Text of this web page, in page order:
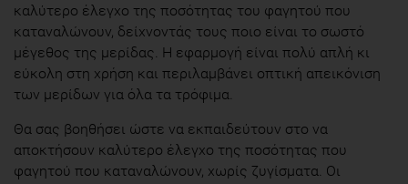
καλύτερο έλεγχο της ποσότητας του φαγητού που
καταναλώνουν, δείχνοντάς τους ποιο είναι το σωστό
μέγεθος της μερίδας. Η εφαρμογή είναι πολύ απλή κι
εύκολη στη χρήση και περιλαμβάνει οπτική απεικόνιση
των μερίδων για όλα τα τρόφιμα.
Θα σας βοηθήσει ώστε να εκπαιδεύτουν στο να
αποκτήσουν καλύτερο έλεγχο της ποσότητας που
φαγητού που καταναλώνουν, χωρίς ζυγίσματα. Οι